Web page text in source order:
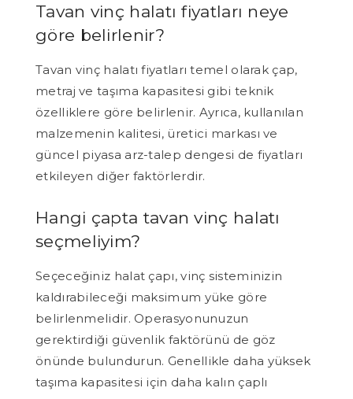
Tavan vinç halatı fiyatları neye
göre belirlenir?
Tavan vinç halatı fiyatları temel olarak çap,
metraj ve taşıma kapasitesi gibi teknik
özelliklere göre belirlenir. Ayrıca, kullanılan
malzemenin kalitesi, üretici markası ve
güncel piyasa arz-talep dengesi de fiyatları
etkileyen diğer faktörlerdir.
Hangi çapta tavan vinç halatı
seçmeliyim?
Seçeceğiniz halat çapı, vinç sisteminizin
kaldırabileceği maksimum yüke göre
belirlenmelidir. Operasyonunuzun
gerektirdiği güvenlik faktörünü de göz
önünde bulundurun. Genellikle daha yüksek
taşıma kapasitesi için daha kalın çaplı